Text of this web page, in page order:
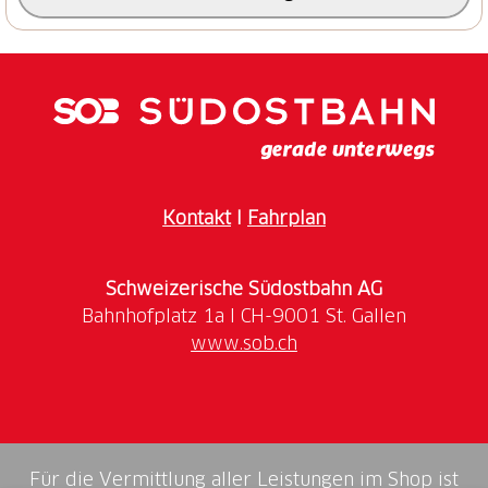
KontaktI Fahrplan
Schweizerische Südostbahn AG
www.sob.ch
Für die Vermittlung aller Leistungen im Shop ist